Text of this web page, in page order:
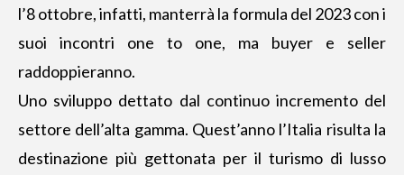
l’8 ottobre, infatti, manterrà la formula del 2023 con i
suoi incontri one to one, ma buyer e seller
raddoppieranno.
Uno sviluppo dettato dal continuo incremento del
settore dell’alta gamma. Quest’anno l’Italia risulta la
destinazione più gettonata per il turismo di lusso